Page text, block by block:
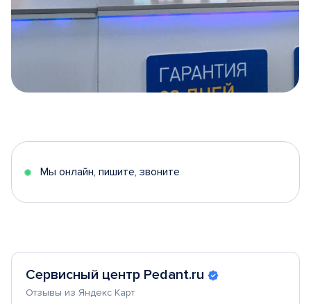
5
Мы онлайн, пишите, звоните
Сервисный центр Pedant.ru
Отзывы из Яндекс Карт